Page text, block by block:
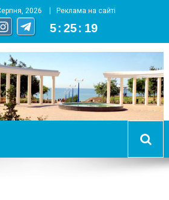
2026 Реклама на сайті
5 : 25 : 19
города Южный